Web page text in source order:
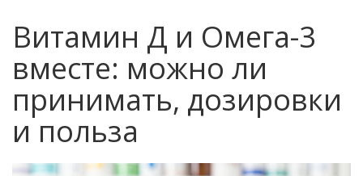
Витамин Д и Омега-3
вместе: можно ли
принимать, дозировки
и польза